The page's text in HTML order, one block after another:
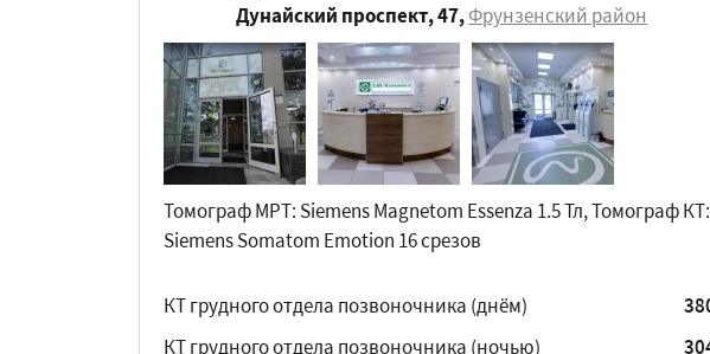
Дунайский проспект, 47,Фрунзенский район
Томограф МРТ: Siemens Magnetom Essenza 1.5 Тл, Томограф КТ:
Siemens Somatom Emotion 16 срезов
КТ грудного отдела позвоночника (днём)
КТ грудного отдела позвоночника (ночью)